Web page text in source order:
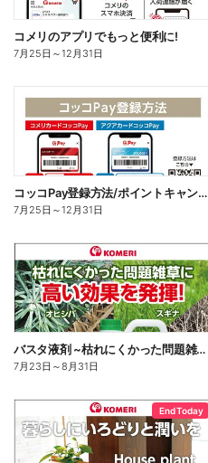
コメリのアプリでもっと便利に!
7月25日 ～12月31日
コッコPay登録方法/ポイントキャンペーン応募方法
7月25日 ～12月31日
バスタ液剤 ~枯れにくかった問題雑草に高い効果を発揮!~
7月23日 ～8月31日
End Today